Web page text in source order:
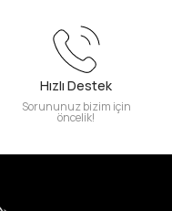
Hızlı Destek
Sorununuz bizim için
öncelik!